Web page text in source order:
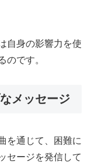
自身の影響力を使
のです。
メッセージ
を通じて、困難に
セージを発信して